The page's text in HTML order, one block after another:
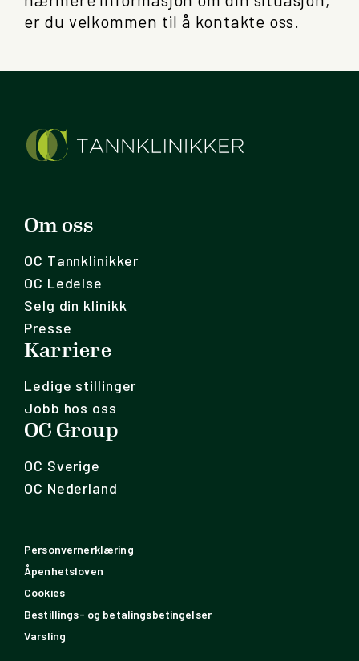
er du velkommen til å kontakte oss.
Om oss
OC Tannklinikker
OC Ledelse
Selg din klinikk
Presse
Karriere
Ledige stillinger
Jobb hos oss
OC Group
OC Sverige
OC Nederland
Personvernerklæring
Åpenhetsloven
Cookies
Bestillings- og betalingsbetingelser
Varsling